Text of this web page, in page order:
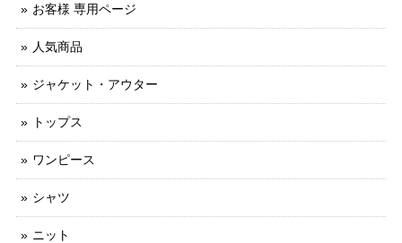
お客様 専用ページ
人気商品
ジャケット・アウター
トップス
ワンピース
シャツ
ニット